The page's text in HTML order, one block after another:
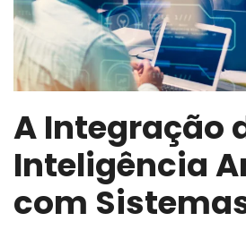
A Integração
Inteligência
com Sistemas